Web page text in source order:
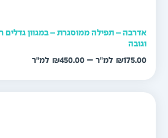
– תפילה ממוסגרת – במגוון גדלים רוחב
₪
–
₪450.00
טווח